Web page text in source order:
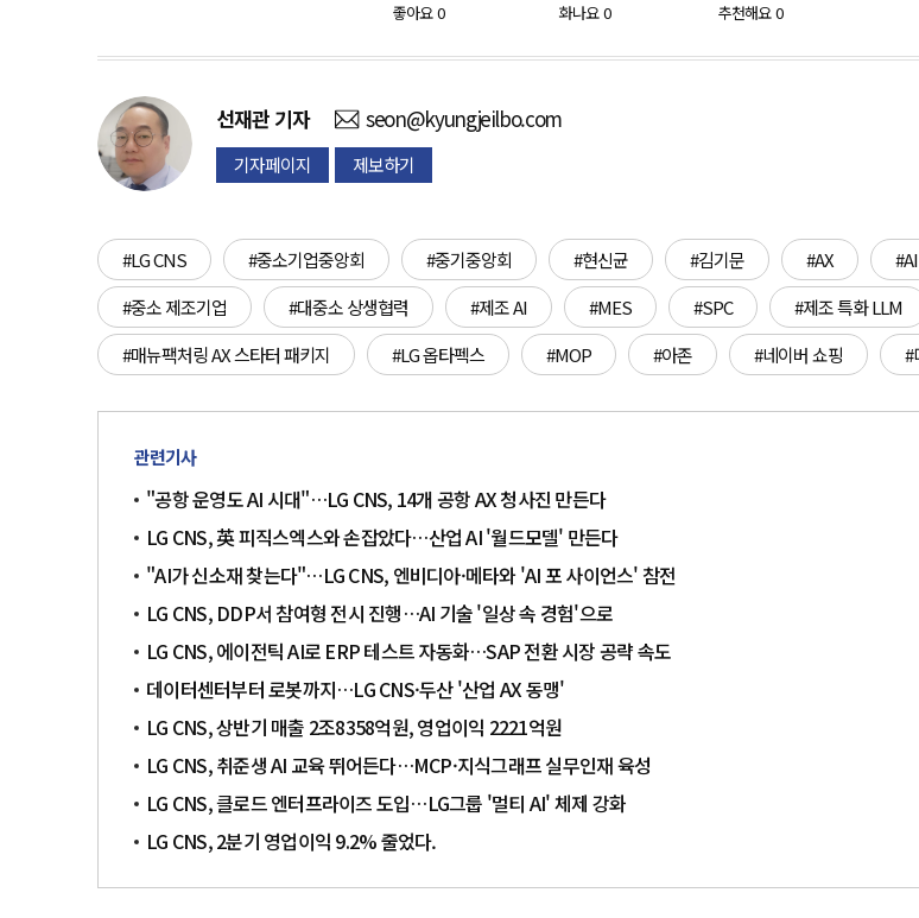
좋아요 0 화나요 0 추천해요 0
선재관 기자 seon@kyungjeilbo.com
기자페이지 제보하기
#LG CNS #중소기업중앙회 #중기중앙회 #현신균 #김기문 #AX
#중소 제조기업
#대중소 상생협력 #제조 AI #MES #SPC
#제조 특화 LLM
#매뉴팩처링 AX 스타터 패키지
#LG 옵타펙스 #MOP #아존 #네이버 쇼핑 #
관련기사
"공항 운영도 AI 시대"…LG CNS, 14개 공항 AX 청사진 만든다
LG CNS, 英 피직스엑스와 손잡았다…산업 AI '월드모델' 만든다
"AI가 신소재 찾는다"…LG CNS, 엔비디아·메타와 'AI 포 사이언스' 참전
LG CNS, DDP서 참여형 전시 진행…AI 기술 '일상 속 경험'으로
LG CNS, 에이전틱 AI로 ERP 테스트 자동화…SAP 전환 시장 공략 속도
데이터센터부터 로봇까지…LG CNS·두산 '산업 AX 동맹'
LG CNS, 상반기 매출 2조8358억원, 영업이익 2221억원
LG CNS, 취준생 AI 교육 뛰어든다…MCP·지식그래프 실무인재 육성
LG CNS, 클로드 엔터프라이즈 도입…LG그룹 '멀티 AI' 체제 강화
LG CNS, 2분기 영업이익 9.2% 줄었다.